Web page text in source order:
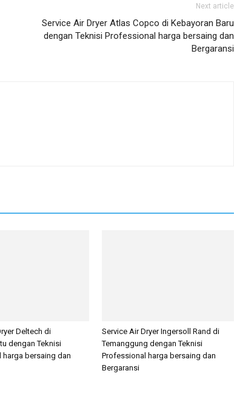
Next article
Service Air Dryer Atlas Copco di Kebayoran Baru
dengan Teknisi Professional harga bersaing dan
Bergaransi
Deltech di
dengan Teknisi
harga bersaing dan
Service Air Dryer Ingersoll Rand di
Temanggung dengan Teknisi
Professional harga bersaing dan
Bergaransi